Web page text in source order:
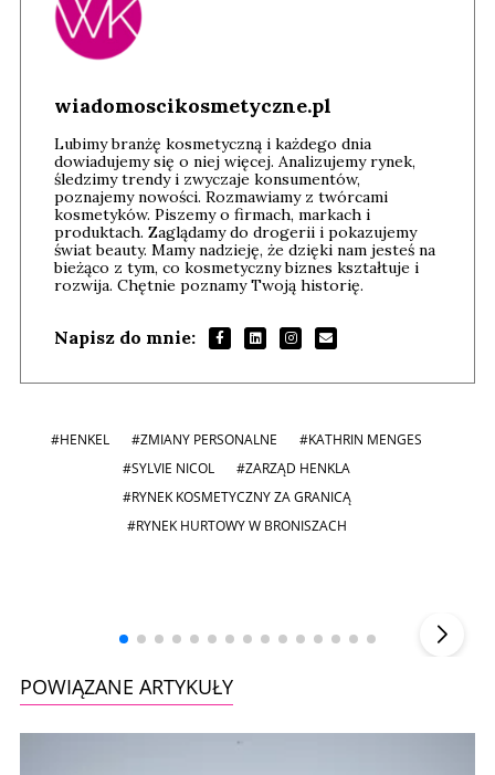
wiadomoscikosmetyczne.pl
Lubimy branżę kosmetyczną i każdego dnia
dowiadujemy się o niej więcej. Analizujemy rynek,
śledzimy trendy i zwyczaje konsumentów,
poznajemy nowości. Rozmawiamy z twórcami
kosmetyków. Piszemy o firmach, markach i
produktach. Zaglądamy do drogerii i pokazujemy
świat beauty. Mamy nadzieję, że dzięki nam jesteś na
bieżąco z tym, co kosmetyczny biznes kształtuje i
rozwija. Chętnie poznamy Twoją historię.
Napisz do mnie:
#HENKEL #ZMIANY PERSONALNE
#KATHRIN MENGES
#SYLVIE NICOL
#ZARZĄD HENKLA
#RYNEK KOSMETYCZNY ZA GRANICĄ
#RYNEK HURTOWY W BRONISZACH
POWIĄZANE ARTYKUŁY